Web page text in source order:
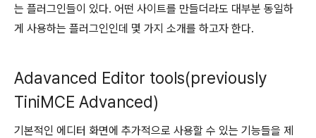
는 플러그인들이 있다. 어떤 사이트를 만들더라도 대부분 동일하
게 사용하는 플러그인인데 몇 가지 소개를 하고자 한다.
Adavanced Editor tools(previously
TiniMCE Advanced)
기본적인 에디터 화면에 추가적으로 사용할 수 있는 기능들을 제